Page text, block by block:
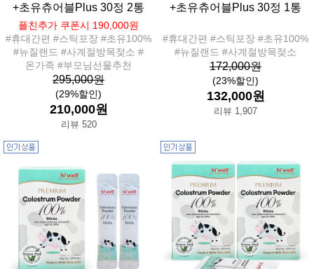
+초유츄어블Plus 30정 2통
플친추가 쿠폰시 190,000원
#휴대간편 #스틱포장 #초유100%
#뉴질랜드 #사계절방목젖소 #
온가족 #부모님선물추천
295,000원
(29%할인)
210,000원
리뷰 520
+초유츄어블Plus 30정 1통
#휴대간편 #스틱포장 #초유100%
#뉴질랜드 #사계절방목젖소
172,000원
(23%할인)
132,000원
리뷰 1,907